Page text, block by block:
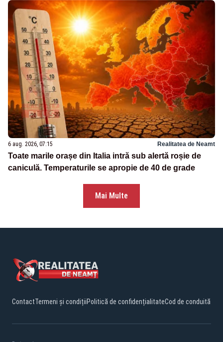
6 aug. 2026, 07:15 Realitatea de Neamt
Toate marile orașe din Italia intră sub alertă roșie de
caniculă. Temperaturile se apropie de 40 de grade
Mai Multe
ContactTermeni și condițiiPolitică de confidențialitateCod de conduită